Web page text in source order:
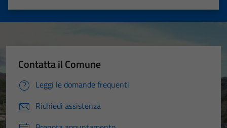
Valuta 5 stelle su 5
Valuta 4 stelle su 5
Valuta 3 stelle su 5
Valuta 2 stelle su 5
Valuta 1 stelle su 5
Contatta il Comune
Leggi le domande frequenti
Richiedi assistenza